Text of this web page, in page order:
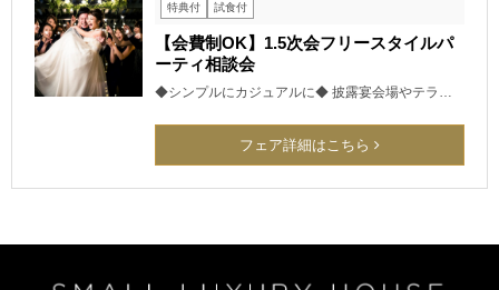
特典付 試食付
【会費制OK】1.5次会フリースタイルパ
ーティ相談会
◆シンプルにカジュアルに◆ 披露宴会場やテラ…
フェア詳細はこちら